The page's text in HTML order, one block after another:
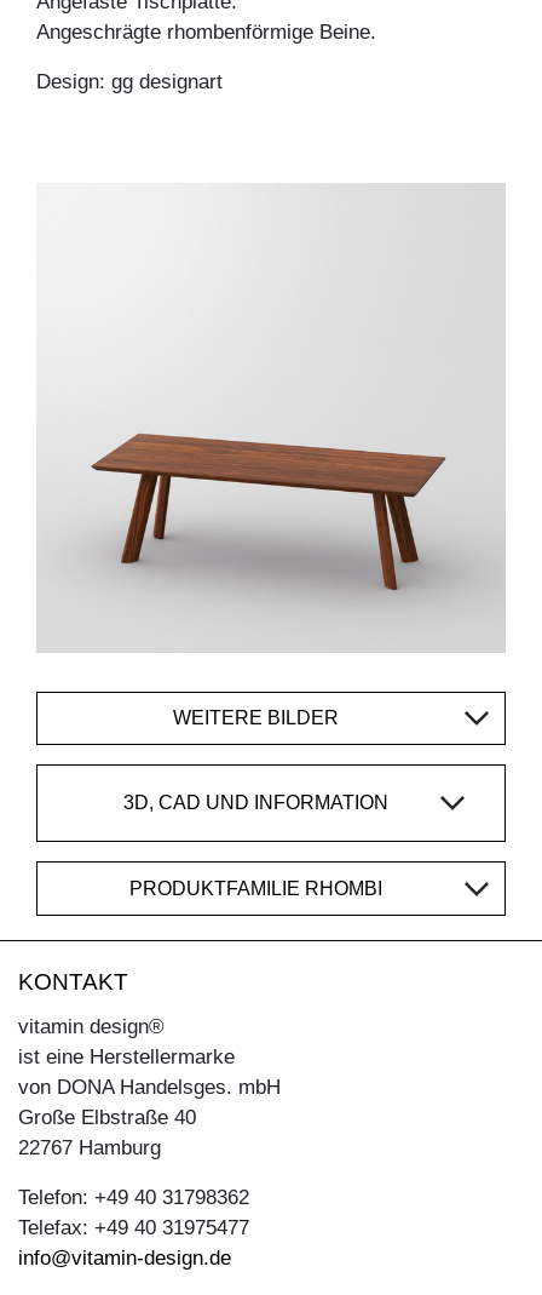
Angeschrägte rhombenförmige Beine.
Design: gg designart
WEITERE BILDER
3D, CAD UND INFORMATION
PRODUKTFAMILIE RHOMBI
KONTAKT
vitamin design®
ist eine Herstellermarke
von DONA Handelsges. mbH
Große Elbstraße 40
22767 Hamburg
Telefon: +49 40 31798362
Telefax: +49 40 31975477
info@vitamin-design.de